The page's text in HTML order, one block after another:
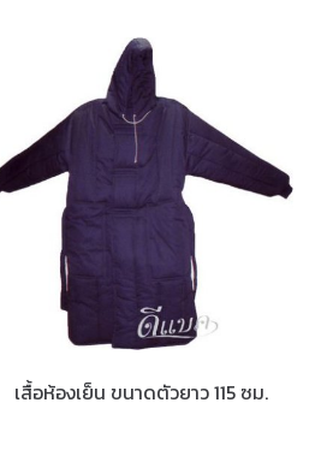
เสื้อห้องเย็น ขนาดตัวยาว 115 ซม.